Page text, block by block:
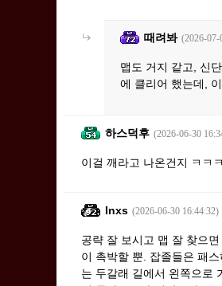
때려봐 (2026-07-
맵도 거지 같고, 신
에 클리어 했는데,
하스덕후 (2026-06-30
이걸 깨라고 나온건지 ㅋㅋ
Inxs (2026-06-30 16:44:32)
공략 잘 보시고 맵 잘 찾으
이 촉박할 뿐. 잡졸들은 패
는 두갈래 길에서 왼쪽으로